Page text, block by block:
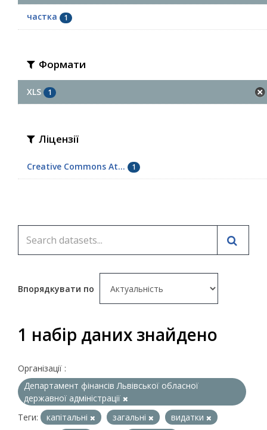
частка 1
Формати
XLS 1
Ліцензії
Creative Commons At... 1
Впорядкувати по
1 набір даних знайдено
Організації :
Департамент фінансів Львівської обласної
державної адміністрації
Теги:
капітальні загальні
видатки